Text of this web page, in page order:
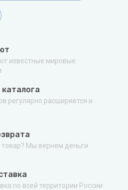
известные мировые
регулярно расширяется и
товар? Мы вернем деньги
по всей территории России